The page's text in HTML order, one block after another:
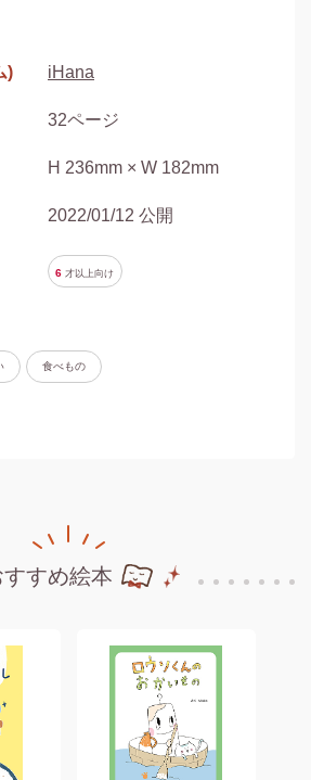
) iHana
32ページ
H 236mm × W 182mm
2022/01/12 公開
6 才以上向け
食べもの
すすめ絵本